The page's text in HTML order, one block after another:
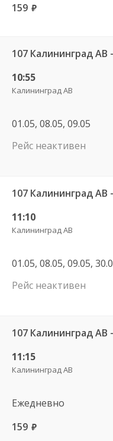
159 руб.
107 Калининград АВ
10:55
Калининград АВ
01.05, 08.05, 09.05
Рейс неактивен
107 Калининград АВ
11:10
Калининград АВ
01.05, 08.05, 09.05,
Рейс неактивен
107 Калининград АВ
11:15
Калининград АВ
Ежедневно
159 руб.